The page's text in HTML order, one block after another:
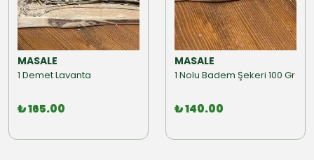
MASALE
1 Demet Lavanta
₺ 165.00
MASALE
1 Nolu Badem Şekeri 100 Gr
₺ 140.00